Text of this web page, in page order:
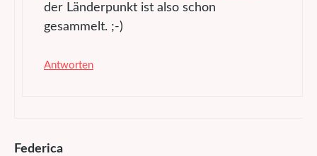
der Länderpunkt ist also schon
gesammelt. ;-)
Antworten
Federica